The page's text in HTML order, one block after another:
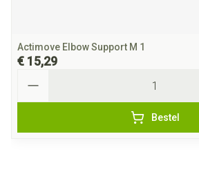
Actimove Elbow Support M 1
€ 15,29
Bestel